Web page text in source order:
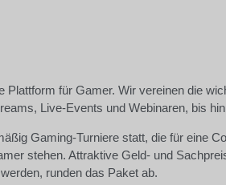
Plattform für Gamer. Wir vereinen die
Live-Events und Webinaren, bis
Gaming-Turniere statt, die für eine
stehen. Attraktive Geld- und
runden das Paket ab.